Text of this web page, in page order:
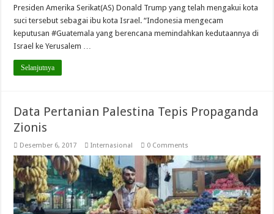
Presiden Amerika Serikat(AS) Donald Trump yang telah mengakui kota
suci tersebut sebagai ibu kota Israel. “Indonesia mengecam
keputusan #Guatemala yang berencana memindahkan kedutaannya di
Israel ke Yerusalem …
Selanjutnya
Data Pertanian Palestina Tepis Propaganda
Zionis
Desember 6, 2017 Internasional 0 Comments